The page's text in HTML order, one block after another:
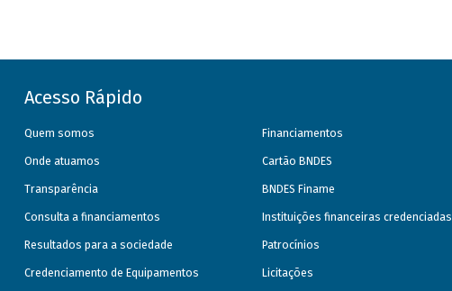
Acesso Rápido
Quem somos
Onde atuamos
Transparência
Consulta a financiamentos
Resultados para a sociedade
Credenciamento de Equipamentos
Financiamentos
Cartão BNDES
BNDES Finame
Instituições financeiras credenciadas
Patrocínios
Licitações